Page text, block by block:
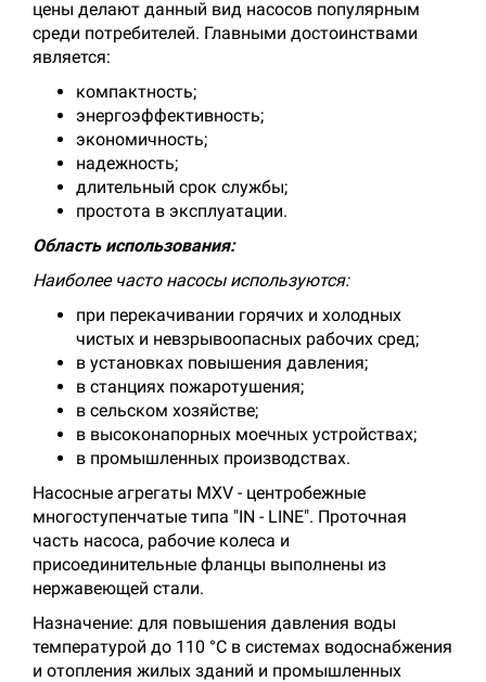
цены делают данный вид насосов популярным
среди потребителей. Главными достоинствами
является:
компактность;
энергоэффективность;
экономичность;
надежность;
длительный срок службы;
простота в эксплуатации.
Область использования:
Наиболее часто насосы используются:
при перекачивании горячих и холодных
чистых и невзрывоопасных рабочих сред;
в установках повышения давления;
в станциях пожаротушения;
в сельском хозяйстве;
в высоконапорных моечных устройствах;
в промышленных производствах.
Насосные агрегаты MXV - центробежные
многоступенчатые типа "IN - LINE". Проточная
часть насоса, рабочие колеса и
присоединительные фланцы выполнены из
нержавеющей стали.
Назначение: для повышения давления воды
температурой до 110 °С в системах водоснабжения
и отопления жилых зданий и промышленных